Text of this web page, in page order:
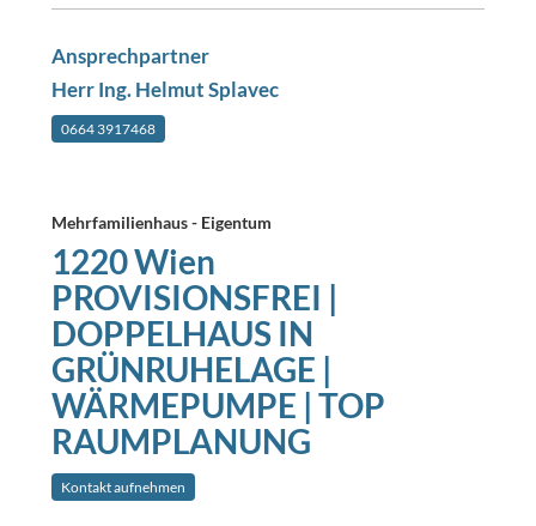
Ansprechpartner
Herr Ing. Helmut Splavec
0664 3917468
Mehrfamilienhaus - Eigentum
1220 Wien
PROVISIONSFREI |
DOPPELHAUS IN
GRÜNRUHELAGE |
WÄRMEPUMPE | TOP
RAUMPLANUNG
Kontakt aufnehmen